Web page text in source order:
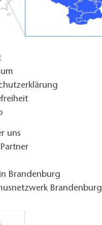
uns
Brandenburg
Brandenburg